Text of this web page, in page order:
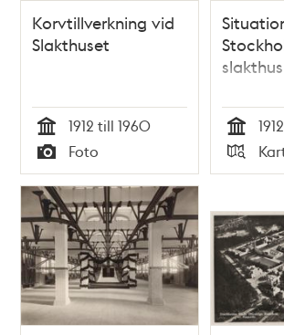
Korvtillverkning vid
Slakthuset
Tid
1912 till 1960
Typ
Foto
slakthus
Tid
Typ